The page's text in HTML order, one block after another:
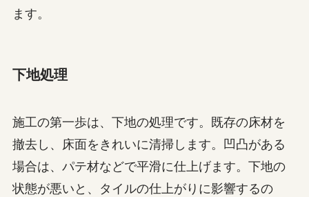
ます。
下地処理
施工の第一歩は、下地の処理です。既存の床材を
撤去し、床面をきれいに清掃します。凹凸がある
場合は、パテ材などで平滑に仕上げます。下地の
状態が悪いと、タイルの仕上がりに影響するの